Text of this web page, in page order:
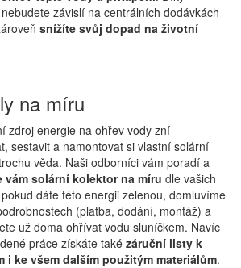
závislí na centrálních dodávkách
snížíte svůj dopad na životní
na míru
zdroj energie na ohřev vody zní
sestavit a namontovat si vlastní solární
věda. Naši odborníci vám poradí a
vám solární kolektor na míru dle vašich
dáte této energii zelenou, domluvíme
(platba, dodání, montáž) a
už doma ohřívat vodu sluníčkem. Navíc
práce získáte také záruční listy k
i ke všem dalším použitým materiálům.